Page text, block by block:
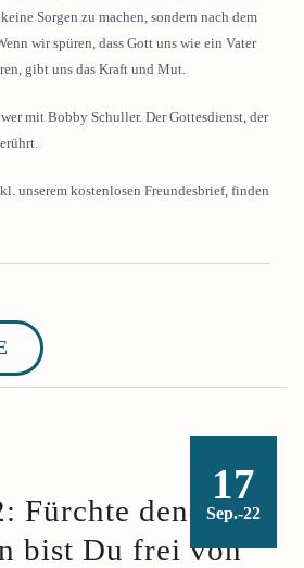
Sorgen zu machen, sondern nach dem
wir spüren, dass Gott uns wie ein Vater
gibt uns das Kraft und Mut.
mit Bobby Schuller. Der Gottesdienst, der
unserem kostenlosen Freundesbrief, finden
17
Sep.-22
Fürchte den
bist Du frei von